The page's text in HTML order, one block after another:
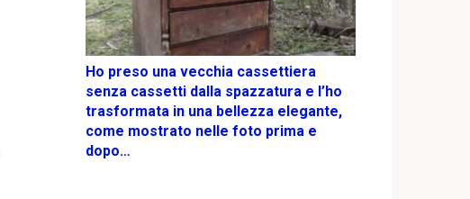
Ho preso una vecchia cassettiera
senza cassetti dalla spazzatura e l’ho
trasformata in una bellezza elegante,
come mostrato nelle foto prima e
dopo…